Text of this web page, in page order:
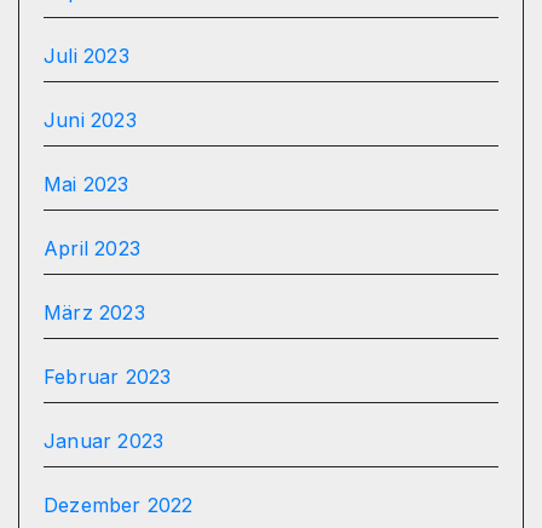
Juli 2023
Juni 2023
Mai 2023
April 2023
März 2023
Februar 2023
Januar 2023
Dezember 2022